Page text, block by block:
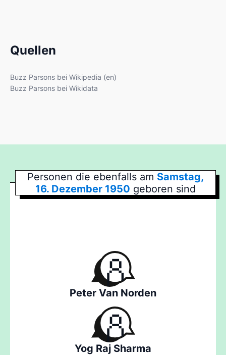
Quellen
Buzz Parsons bei Wikipedia (en)
Buzz Parsons bei Wikidata
Personen die ebenfalls am Samstag,
16. Dezember 1950 geboren sind
Peter Van Norden
Yog Raj Sharma